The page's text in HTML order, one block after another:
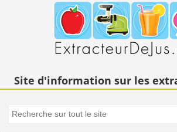
Site d'information sur les